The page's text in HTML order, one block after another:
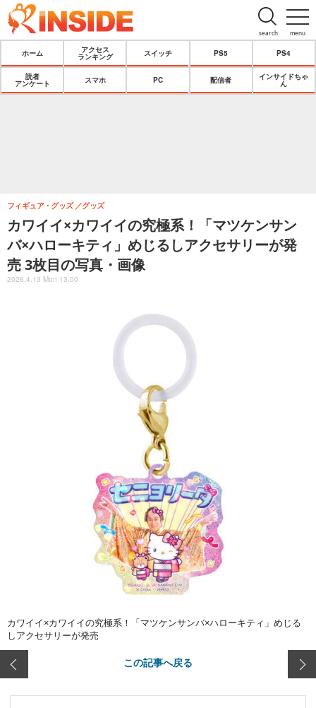
menu
search
ホーム
アクセス
ランキング
スイッチ PS5 PS4
読者
アンケート
スマホ PC 配信者
インサイドちゃ
ん
カワイイ×カワイイの究極系！「マツケンサン
バ×ハローキティ」めじるしアクセサリーが発
売 3枚目の写真・画像
フィギュア・グッズ グッズ
2026.4.13 Mon 13:00
カワイイ×カワイイの究極系！「マツケンサンバ×ハローキティ」めじる
しアクセサリーが発売
この記事へ戻る